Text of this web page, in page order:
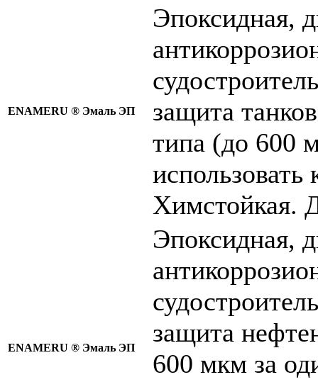
ENAMERU ® Эмаль ЭП
Эпоксидная,
защита
типа (до 600
использовать
Химстойкая.
ENAMERU ® Эмаль ЭП
Эпоксидная,
защита
600 мкм за